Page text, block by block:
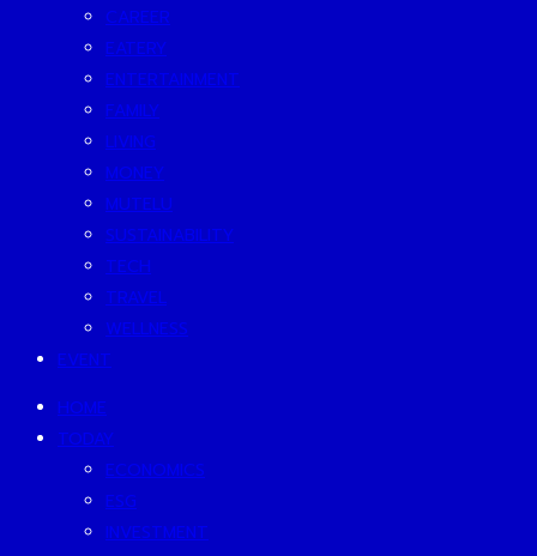
CAREER
EATERY
ENTERTAINMENT
FAMILY
LIVING
MONEY
MUTELU
SUSTAINABILITY
TECH
TRAVEL
WELLNESS
EVENT
HOME
TODAY
ECONOMICS
ESG
INVESTMENT